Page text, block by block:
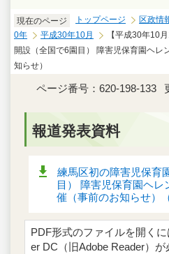
現在のページ トップページ 区政情
0年
平成30年10月
【平成30年10
開設（全国で6園目） 障害児保育園ヘレ
知らせ）
ページ番号：620-198-133
報道発表資料
練馬区初の障害児保育
目） 障害児保育園ヘレ
催（事前のお知らせ）
PDF形式のファイルを開く
er DC（旧Adobe Reader）が